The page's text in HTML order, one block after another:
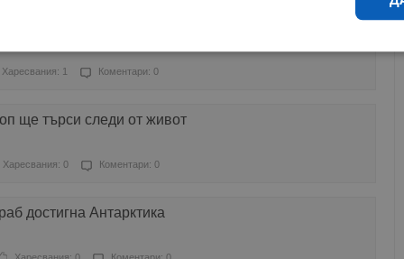
Харесвания: 1 Коментари: 0
ще търси следи от живот
Харесвания: 0 Коментари: 0
достигна Антарктика
Ефективност Таргетиране Функционалност